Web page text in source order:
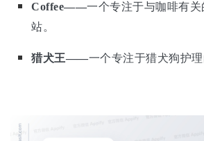
Coffee——一个专注于与咖啡有关
站。
猎犬王——一个专注于猎犬狗护理